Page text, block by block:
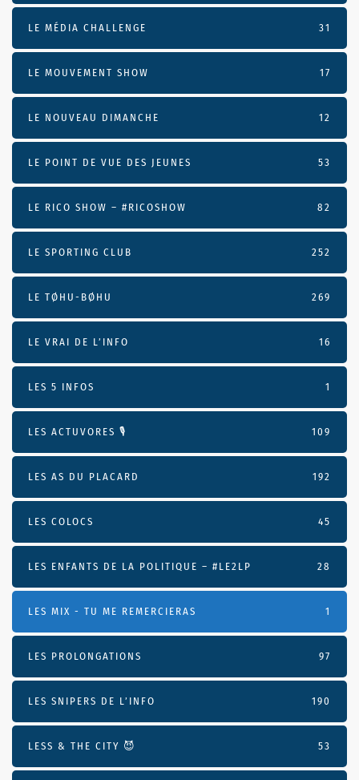
LE MÉDIA CHALLENGE 31
LE MOUVEMENT SHOW 17
LE NOUVEAU DIMANCHE 12
LE POINT DE VUE DES JEUNES 53
LE RICO SHOW – #RICOSHOW 82
LE SPORTING CLUB 252
LE TØHU-BØHU 269
LE VRAI DE L’INFO 16
LES 5 INFOS 1
LES ACTUVORES 🎙 109
LES AS DU PLACARD 192
LES COLOCS 45
LES ENFANTS DE LA POLITIQUE – #LE2LP 28
LES MIX - TU ME REMERCIERAS 1
LES PROLONGATIONS 97
LES SNIPERS DE L’INFO 190
LESS & THE CITY 😈 53